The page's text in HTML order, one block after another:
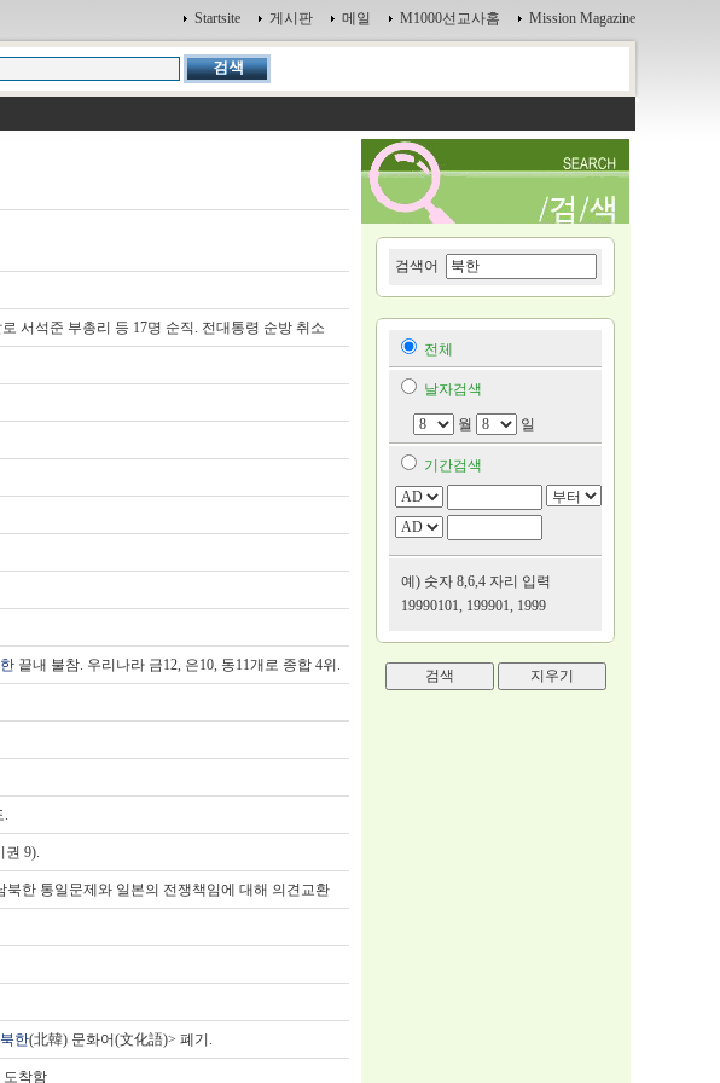
Startsite 게시판 메일 M1000선교사홈 Mission Magazine
서석준 부총리 등 17명 순직. 전대통령 순방 취소
끝내 불참. 우리나라 금12, 은10, 동11개로 종합 4위.
.
권 9).
한 통일문제와 일본의 전쟁책임에 대해 의견교환
북한(北韓) 문화어(文化語)> 폐기.
도착함
검색어
전체
날자검색
월 일
기간검색
예) 숫자 8,6,4 자리 입력
19990101, 199901, 1999